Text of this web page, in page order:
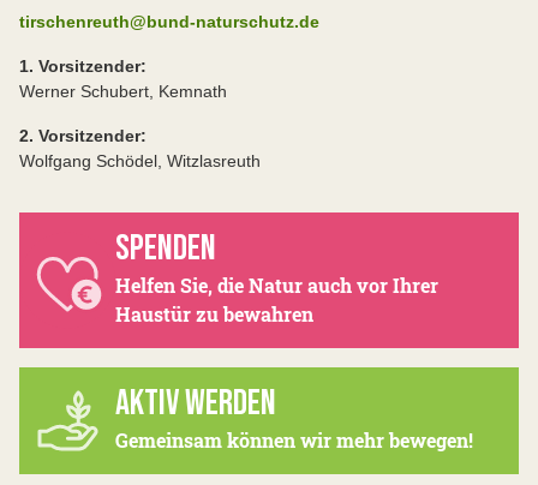
tirschenreuth@bund-naturschutz.de
1. Vorsitzender:
Werner Schubert, Kemnath
2. Vorsitzender:
Wolfgang Schödel, Witzlasreuth
SPENDEN
Helfen Sie, die Natur auch vor Ihrer
Haustür zu bewahren
AKTIV WERDEN
Gemeinsam können wir mehr bewegen!